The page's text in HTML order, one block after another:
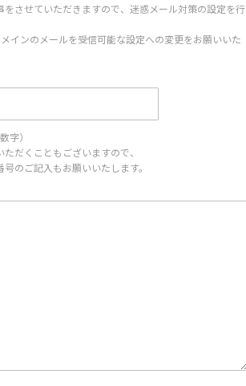
をさせていただきますので、迷惑メール対策の設定を行
インのメールを受信可能な設定への変更をお願いいた
字）
だくこともございますので、
のご記入もお願いいたします。